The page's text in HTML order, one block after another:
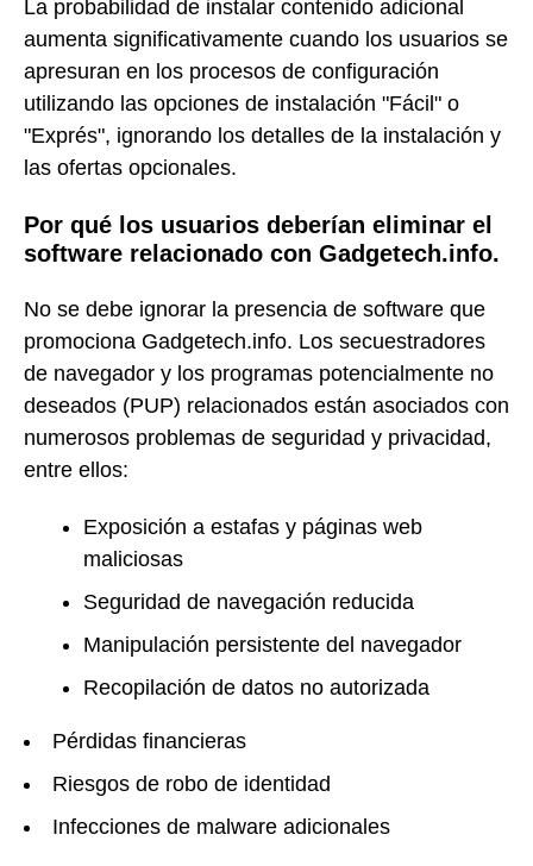
La probabilidad de instalar contenido adicional
aumenta significativamente cuando los usuarios se
apresuran en los procesos de configuración
utilizando las opciones de instalación "Fácil" o
"Exprés", ignorando los detalles de la instalación y
las ofertas opcionales.
Por qué los usuarios deberían eliminar el
software relacionado con Gadgetech.info.
No se debe ignorar la presencia de software que
promociona Gadgetech.info. Los secuestradores
de navegador y los programas potencialmente no
deseados (PUP) relacionados están asociados con
numerosos problemas de seguridad y privacidad,
entre ellos:
Exposición a estafas y páginas web
maliciosas
Seguridad de navegación reducida
Manipulación persistente del navegador
Recopilación de datos no autorizada
Pérdidas financieras
Riesgos de robo de identidad
Infecciones de malware adicionales